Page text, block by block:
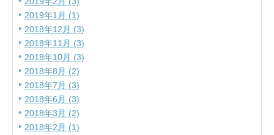
2019年1月 (1)
2018年12月 (3)
2018年11月 (3)
2018年10月 (3)
2018年8月 (2)
2018年7月 (3)
2018年6月 (3)
2018年3月 (2)
2018年2月 (1)